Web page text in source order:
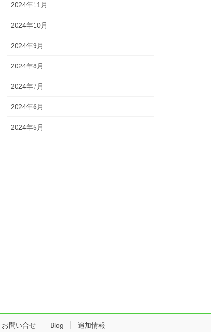
2024年11月
2024年10月
2024年9月
2024年8月
2024年7月
2024年6月
2024年5月
お問い合せ Blog 追加情報